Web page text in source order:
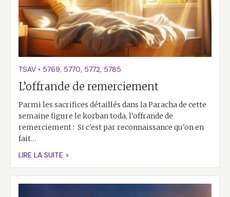
TSAV • 5769, 5770, 5772, 5785
L’offrande de remerciement
Parmi les sacrifices détaillés dans la Paracha de cette
semaine figure le korban toda, l’offrande de
remerciement : Si c'est par reconnaissance qu'on en
fait…
LIRE LA SUITE >